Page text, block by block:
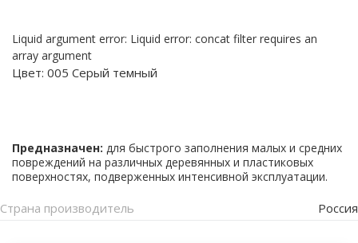
Liquid argument error: Liquid error: concat filter requires an
array argument
Цвет: 005 Серый темный
Предназначен: для быстрого заполнения малых и средних
повреждений на различных деревянных и пластиковых
поверхностях, подверженных интенсивной эксплуатации.
Страна производитель Россия